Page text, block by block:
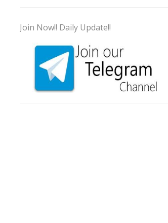
Join Now!! Daily Update!!